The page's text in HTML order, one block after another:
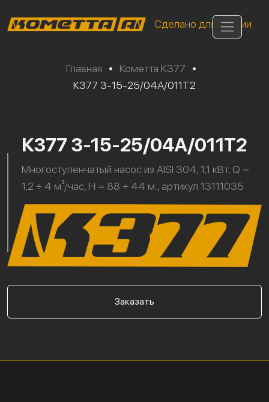
Сделано для России
Главная • Кометта К377
•
К377 3-15-25/04А/011Т2
К377 3-15-25/04А/011Т2
Многоступенчатый насос из AISI 304, 1,1 кВт, Q =
1,2 ÷ 4 м³/час, H = 88 ÷ 44 м., артикул 13111035
Заказать